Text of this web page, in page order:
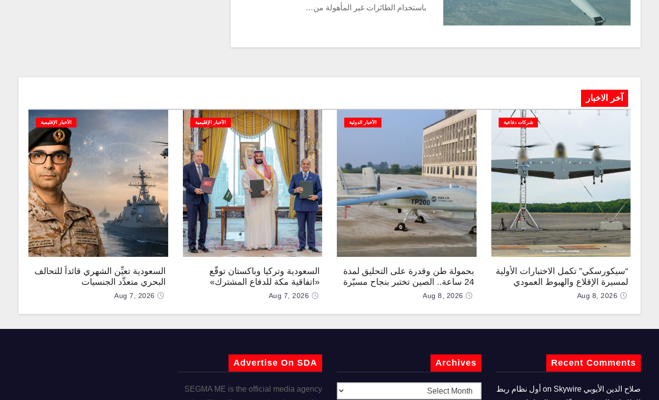
باستخدام الطائرات غير المأهولة من…
آخر الاخبار
شركات دفاعية
“سيكورسكي” تكمل الاختبارات الأولية
لمسيرة الإقلاع والهبوط العمودي
“نوماد 100”Aug 8, 2026
الأخبار الدولية
بحمولة طن وقدرة على التحليق لمدة
24 ساعة.. الصين تختبر بنجاح مسيّرة
“TP200”
Aug 8, 2026
الأخبار الإقليمية
السعودية وتركيا وباكستان توقّع
«اتفاقية مكة للدفاع المشترك»
Aug 7, 2026
الأخبار الإقليمية
السعودية تعيِّن الشهري قائداً للتحالف
البحري متعدِّد الجنسيات
Aug 7, 2026
Recent Comments
صلاح الدين الأيوبي
Skywire أول نظام ربط
Archives
Advertise On SDA
SEGMA ME is the official media agency